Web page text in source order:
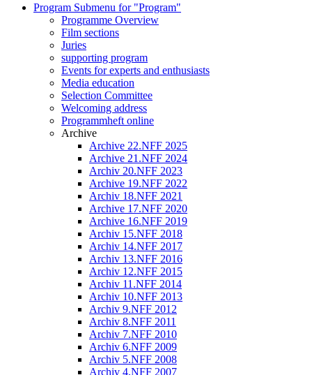
Program Submenu for "Program"
Programme Overview
Film sections
Juries
supporting program
Events for experts and enthusiasts
Media education
Selection Committee
Welcoming address
Programmheft online
Archive
Archive 22.NFF 2025
Archive 21.NFF 2024
Archiv 20.NFF 2023
Archive 19.NFF 2022
Archiv 18.NFF 2021
Archive 17.NFF 2020
Archive 16.NFF 2019
Archiv 15.NFF 2018
Archiv 14.NFF 2017
Archiv 13.NFF 2016
Archiv 12.NFF 2015
Archiv 11.NFF 2014
Archiv 10.NFF 2013
Archiv 9.NFF 2012
Archiv 8.NFF 2011
Archiv 7.NFF 2010
Archiv 6.NFF 2009
Archiv 5.NFF 2008
Archiv 4.NFF 2007